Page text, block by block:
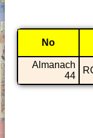
No
Almanach
44